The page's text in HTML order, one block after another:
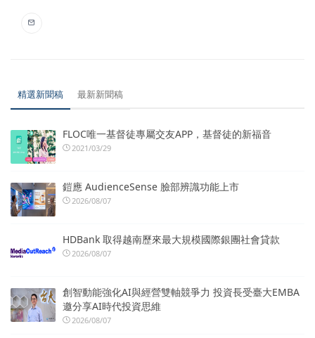
精選新聞稿 最新新聞稿
FLOC唯一基督徒專屬交友APP，基督徒的新福音
2021/03/29
鎧應 AudienceSense 臉部辨識功能上市
2026/08/07
HDBank 取得越南歷來最大規模國際銀團社會貸款
2026/08/07
創智動能強化AI與經營雙軸競爭力 投資長受臺大EMBA
邀分享AI時代投資思維
2026/08/07